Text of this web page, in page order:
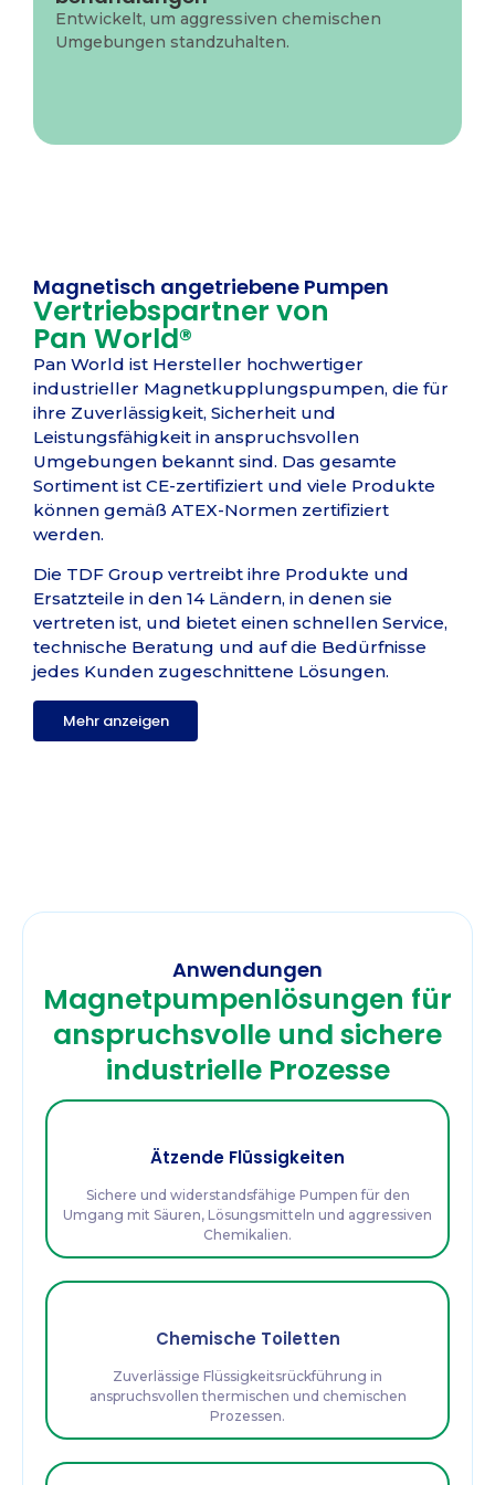
Support
gerne beratend zur Seite. Wir helfen
Entwickelt, um aggressiven chemischen
Umgebungen standzuhalten.
Beizbädern.
Magnetisch angetriebene Pumpen
Vertriebspartner von
Pan World®
Pan World ist Hersteller hochwertiger
industrieller Magnetkupplungspumpen, die für
ihre Zuverlässigkeit, Sicherheit und
Leistungsfähigkeit in anspruchsvollen
Umgebungen bekannt sind. Das gesamte
Sortiment ist CE-zertifiziert und viele Produkte
können gemäß ATEX-Normen zertifiziert
werden.
Die TDF Group vertreibt ihre Produkte und
Ersatzteile in den 14 Ländern, in denen sie
vertreten ist, und bietet einen schnellen Service,
technische Beratung und auf die Bedürfnisse
jedes Kunden zugeschnittene Lösungen.
Mehr anzeigen
Anwendungen
Magnetpumpenlösungen für
anspruchsvolle und sichere
industrielle Prozesse
Ätzende Flüssigkeiten
Sichere und widerstandsfähige Pumpen für den
Umgang mit Säuren, Lösungsmitteln und aggressiven
Chemikalien.
Chemische Toiletten
Zuverlässige Flüssigkeitsrückführung in
anspruchsvollen thermischen und chemischen
Prozessen.